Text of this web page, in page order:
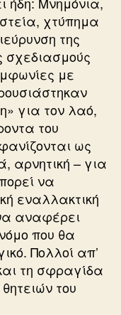
χτύπημα
της
σχεδιασμούς
με
για τον λαό,
του
ως
αρνητική – για
να
εναλλακτική
αναφέρει
που θα
Πολλοί απ’
τη σφραγίδα
του